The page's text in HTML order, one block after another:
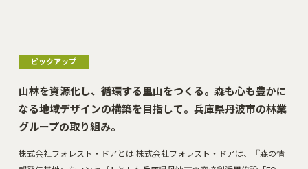
ピックアップ
山林を資源化し、循環する里山をつくる。森も心も豊かに
なる地域デザインの構築を目指して。兵庫県丹波市の林業
グループの取り組み。
株式会社フォレスト・ドアとは 株式会社フォレスト・ドアは、『森の情